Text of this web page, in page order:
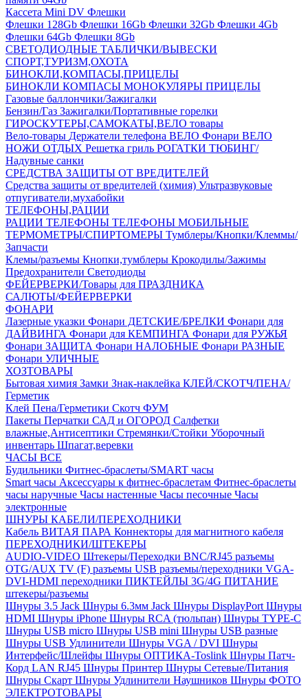
Кассета Mini DV Флешки
Флешки 128Gb Флешки 16Gb Флешки 32Gb Флешки 4Gb
Флешки 64Gb Флешки 8Gb
СВЕТОДИОДНЫЕ ТАБЛИЧКИ/ВЫВЕСКИ
СПОРТ,ТУРИЗМ,ОХОТА
БИНОКЛИ,КОМПАСЫ,ПРИЦЕЛЫ
БИНОКЛИ КОМПАСЫ МОНОКУЛЯРЫ ПРИЦЕЛЫ
Газовые баллончики/Зажигалки
Бензин/Газ Зажигалки/Портативные горелки
ГИРОСКУТЕРЫ,САМОКАТЫ,ВЕЛО товары
Вело-товары Держатели телефона ВЕЛО Фонари ВЕЛО
НОЖИ ОТДЫХ Решетка гриль РОГАТКИ ТЮБИНГ/
Надувные санки
СРЕДСТВА ЗАЩИТЫ ОТ ВРЕДИТЕЛЕЙ
Средства защиты от вредителей (химия) Ультразвуковые
отпугиватели,мухабойки
ТЕЛЕФОНЫ,РАЦИИ
РАЦИИ ТЕЛЕФОНЫ ТЕЛЕФОНЫ МОБИЛЬНЫЕ
ТЕРМОМЕТРЫ/СПИРТОМЕРЫ Тумблеры/Кнопки/Клеммы/
Запчасти
Клемы/разъемы Кнопки,тумблеры Крокодилы/Зажимы
Предохранители Светодиоды
ФЕЙЕРВЕРКИ/Товары для ПРАЗДНИКА
САЛЮТЫ/ФЕЙЕРВЕРКИ
ФОНАРИ
Лазерные указки Фонари ДЕТСКИЕ/БРЕЛКИ Фонари для
ДАЙВИНГА Фонари для КЕМПИНГА Фонари для РУЖЬЯ
Фонари ЗАЩИТА Фонари НАЛОБНЫЕ Фонари РАЗНЫЕ
Фонари УЛИЧНЫЕ
ХОЗТОВАРЫ
Бытовая химия Замки Знак-наклейка КЛЕЙ/СКОТЧ/ПЕНА/
Герметик
Клей Пена/Герметики Скотч ФУМ
Пакеты Перчатки САД и ОГОРОД Салфетки
влажные,Антисептики Стремянки/Стойки Уборочный
инвентарь Шпагат,веревки
ЧАСЫ ВСЕ
Будильники Фитнес-браслеты/SMART часы
Smart часы Аксессуары к фитнес-браслетам Фитнес-браслеты
часы наручные Часы настенные Часы песочные Часы
электронные
ШНУРЫ КАБЕЛИ/ПЕРЕХОДНИКИ
Кабель ВИТАЯ ПАРА Коннекторы для магнитного кабеля
ПЕРЕХОДНИКИ/ШТЕКЕРЫ
AUDIO-VIDEO Штекеры/Переходки BNC/RJ45 разъемы
OTG/AUX TV (F) разъемы USB разъемы/переходники VGA-
DVI-HDMI переходники ПИКТЕЙЛЫ 3G/4G ПИТАНИЕ
штекеры/разъемы
Шнуры 3.5 Jack Шнуры 6.3мм Jack Шнуры DisplayPort Шнуры
HDMI Шнуры iPhone Шнуры RCA (тюльпан) Шнуры TYPE-C
Шнуры USB micro Шнуры USB mini Шнуры USB разные
Шнуры USB Удлинители Шнуры VGA / DVI Шнуры
Интерфейс/Шлейфы Шнуры ОПТИКА-Toslink Шнуры Патч-
Корд LAN RJ45 Шнуры Принтер Шнуры Сетевые/Питания
Шнуры Скарт Шнуры Удлинители Наушников Шнуры ФОТО
ЭЛЕКТРОТОВАРЫ